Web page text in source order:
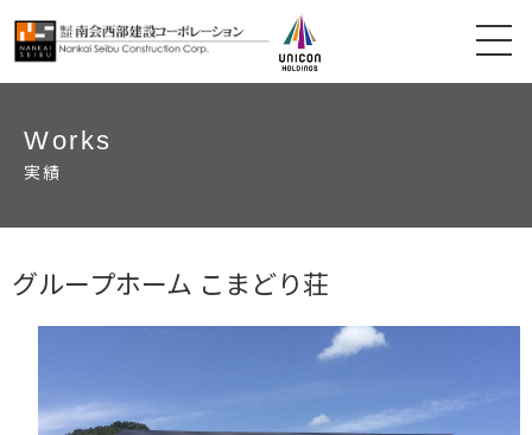
Works
実績
グループホーム こまどり荘